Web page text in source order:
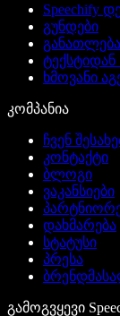
Speechify
გუნდები
განათლება
ტექსტიდან
ხმოვანი
კომპანია
ჩვენ
კონტაქტი
ბლოგი
ვაკანსიები
დახმარება
სტატუსი
პრესა
გამოგვყევი